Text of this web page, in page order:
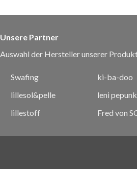
Unsere Partner
Auswahl der Hersteller unserer
Swafing
lillesol&pelle
lillestoff
ki-ba-doo
leni
Fred von